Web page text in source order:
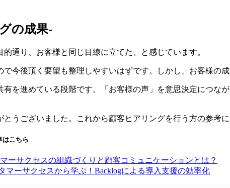
の成果-
通り、お客様と同じ目線に立てた、と感じています。
で今後頂く要望も整理しやすいはずです。しかし、お客様の
を進めている段階です。「お客様の声」を意思決定につ
うございました。これから顧客ヒアリングを行う方の参考に
はこちら
ーサクセスの組織づくりと顧客コミュニケーションとは？
マーサクセスから学ぶ！Backlogによる導入支援の効率化